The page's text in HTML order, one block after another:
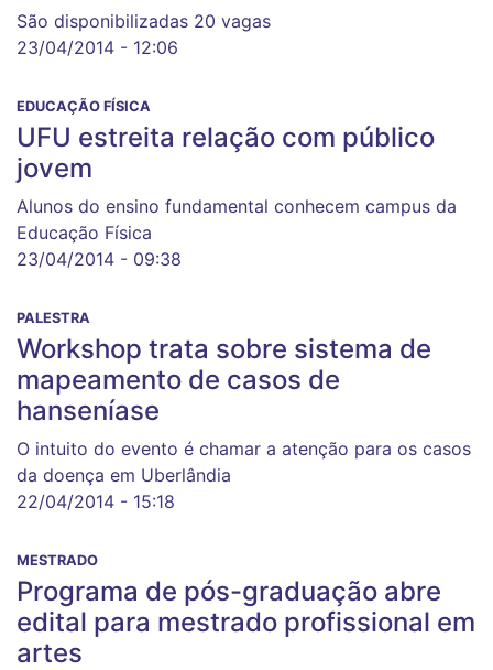
São disponibilizadas 20 vagas
23/04/2014 - 12:06
EDUCAÇÃO FÍSICA
UFU estreita relação com público
jovem
Alunos do ensino fundamental conhecem campus da
Educação Física
23/04/2014 - 09:38
PALESTRA
Workshop trata sobre sistema de
mapeamento de casos de
hanseníase
O intuito do evento é chamar a atenção para os casos
da doença em Uberlândia
22/04/2014 - 15:18
MESTRADO
Programa de pós-graduação abre
edital para mestrado profissional em
artes